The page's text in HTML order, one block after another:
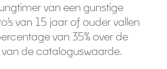
van een gunstige
van 15 jaar of ouder vallen
van 35% over de
de cataloguswaarde.